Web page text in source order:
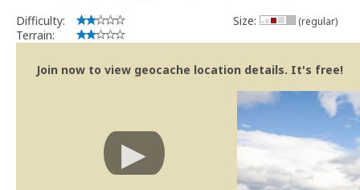
Difficulty:
Terrain:
Size: (regular)
Join now to view geocache location details. It's free!